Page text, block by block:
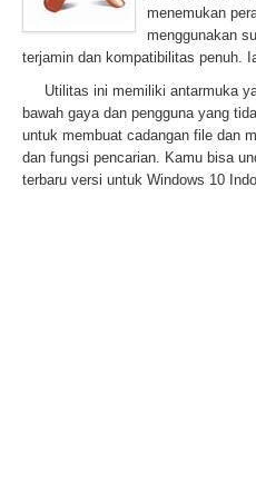
menemukan
menggunakan
terjamin dan kompatibilitas penuh.
Utilitas ini memiliki antarmuka
bawah gaya dan pengguna yang
untuk membuat cadangan file dan
dan fungsi pencarian. Kamu bisa
terbaru versi untuk Windows 10